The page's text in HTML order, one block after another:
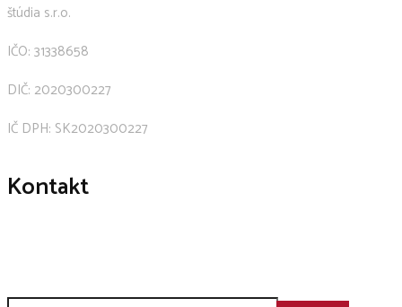
štúdia s.r.o.
IČO: 31338658
DIČ: 2020300227
IČ DPH: SK2020300227
Kontakt